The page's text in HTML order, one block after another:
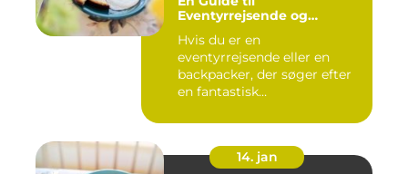
Eventyrrejsende og
Hvis du er en
eventyrrejsende eller en
backpacker, der søger efter
en fantastisk
14. jan